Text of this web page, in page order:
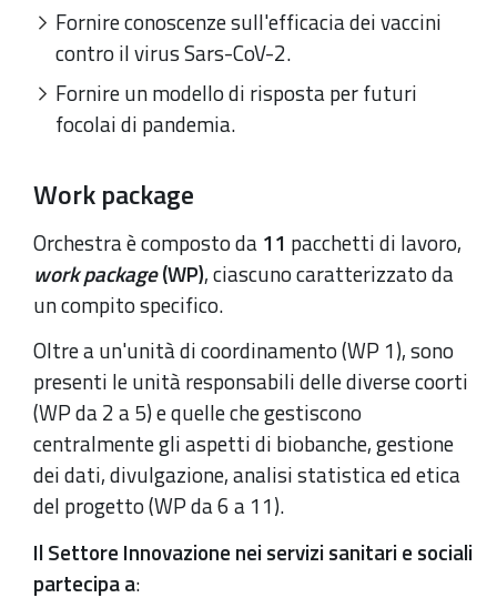
Fornire conoscenze sull'efficacia dei vaccini
contro il virus Sars-CoV-2.
Fornire un modello di risposta per futuri
focolai di pandemia.
Work package
Orchestra è composto da 11 pacchetti di lavoro,
work package(WP), ciascuno caratterizzato da
un compito specifico.
Oltre a un'unità di coordinamento (WP 1), sono
presenti le unità responsabili delle diverse coorti
(WP da 2 a 5) e quelle che gestiscono
centralmente gli aspetti di biobanche, gestione
dei dati, divulgazione, analisi statistica ed etica
del progetto (WP da 6 a 11).
Il Settore Innovazione nei servizi sanitari e sociali
partecipa a: